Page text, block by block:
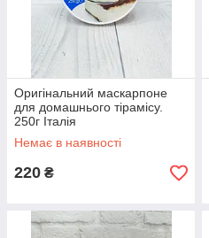
Оригінальний маскарпоне
для домашнього тірамісу.
250г Італія
Немає в наявності
220 ₴